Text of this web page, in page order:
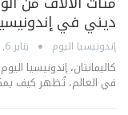
ديني في
إندونيسيا اليوم يناير 6, 2025
كاليمانتان، إندونيسيا
في العالم، تُظهر كيف